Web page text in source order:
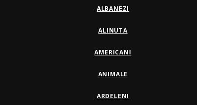
ALBANEZI
ALINUTA
AMERICANI
ANIMALE
ARDELENI